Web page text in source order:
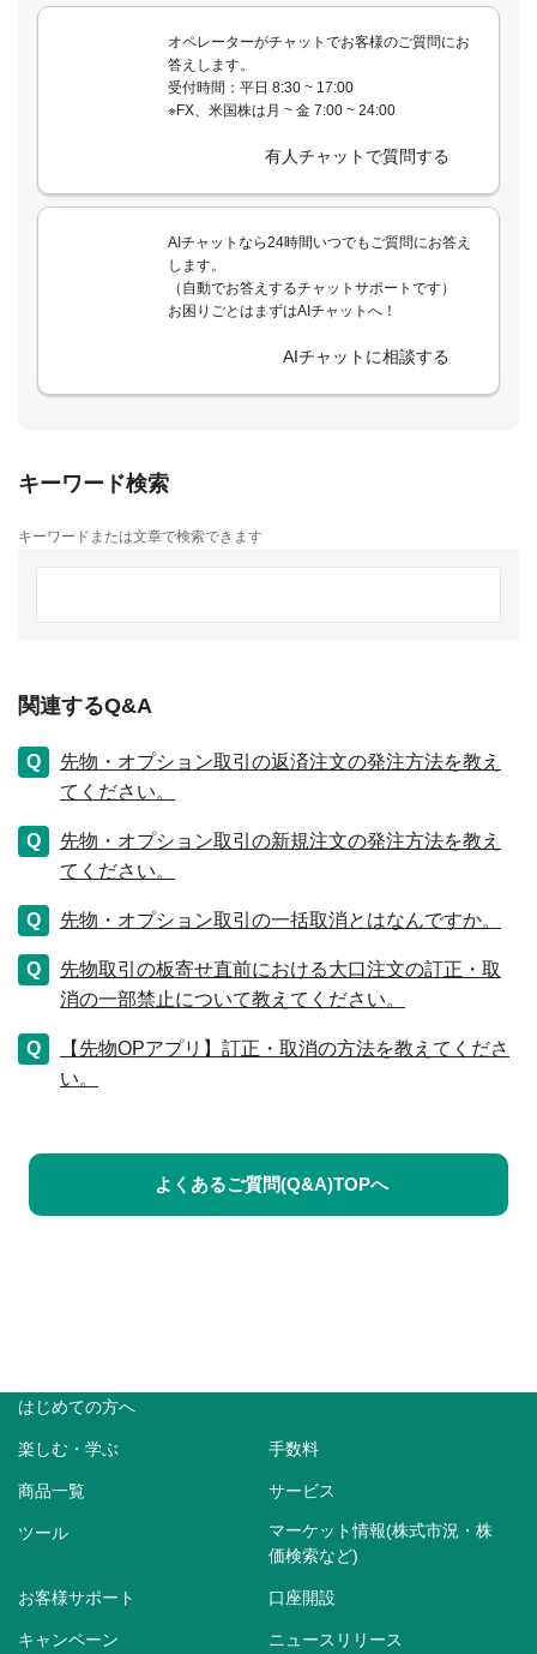
オペレーターがチャットでお客様のご質問にお
答えします。
受付時間：平日 8:30 ~ 17:00
※FX、米国株は月 ~ 金 7:00 ~ 24:00
有人チャットで質問する
AIチャットなら24時間いつでもご質問にお答え
します。
（自動でお答えするチャットサポートです）
お困りごとはまずはAIチャットへ！
AIチャットに相談する
キーワード検索
キーワードまたは文章で検索できます
関連するQ&A
先物・オプション取引の返済注文の発注方法を教え
てください。
先物・オプション取引の新規注文の発注方法を教え
てください。
先物・オプション取引の一括取消とはなんですか。
先物取引の板寄せ直前における大口注文の訂正・取
消の一部禁止について教えてください。
【先物OPアプリ】訂正・取消の方法を教えてくださ
い。
よくあるご質問(Q&A)TOPへ
はじめての方へ
楽しむ・学ぶ 手数料
商品一覧 サービス
ツール
マーケット情報(株式市況・株
価検索など)
お客様サポート 口座開設
キャンペーン ニュースリリース